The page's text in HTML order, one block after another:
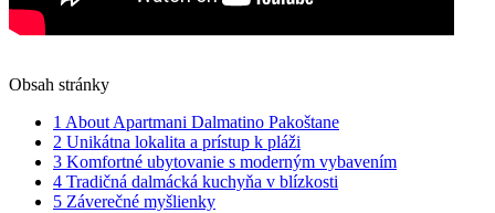
Obsah stránky
1 About Apartmani Dalmatino Pakoštane
2 Unikátna lokalita a prístup k pláži
3 Komfortné ubytovanie s moderným vybavením
4 Tradičná dalmácká kuchyňa v blízkosti
5 Záverečné myšlienky